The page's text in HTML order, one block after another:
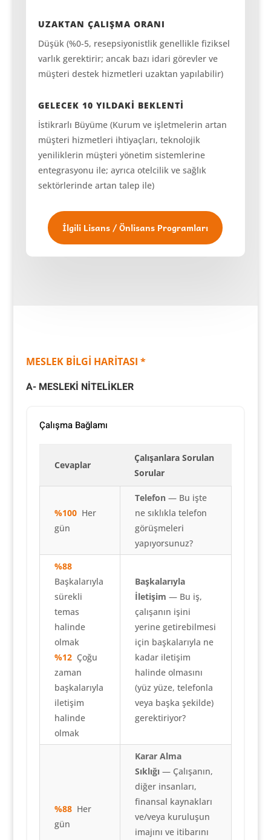
UZAKTAN ÇALIŞMA ORANI
Düşük (%0-5, resepsiyonistlik genellikle fiziksel
varlık gerektirir; ancak bazı idari görevler ve
müşteri destek hizmetleri uzaktan yapılabilir)
GELECEK 10 YILDAKİ BEKLENTİ
İstikrarlı Büyüme (Kurum ve işletmelerin artan
müşteri hizmetleri ihtiyaçları, teknolojik
yeniliklerin müşteri yönetim sistemlerine
entegrasyonu ile; ayrıca otelcilik ve sağlık
sektörlerinde artan talep ile)
İlgili Lisans / Önlisans Programları
MESLEK BİLGİ HARİTASI *
A- MESLEKİ NİTELİKLER
Çalışma Bağlamı
Cevaplar
Çalışanlara Sorulan
Sorular
%100Her
gün
Telefon — Bu işte
ne sıklıkla telefon
görüşmeleri
yapıyorsunuz?
%88
Başkalarıyla
sürekli
temas
halinde
olmak
%12Çoğu
zaman
başkalarıyla
iletişim
halinde
olmak
Başkalarıyla
İletişim — Bu iş,
çalışanın işini
yerine getirebilmesi
için başkalarıyla ne
kadar iletişim
halinde olmasını
(yüz yüze, telefonla
veya başka şekilde)
gerektiriyor?
%88Her
gün
Karar Alma
Sıklığı— Çalışanın,
diğer insanları,
finansal kaynakları
ve/veya kuruluşun
imajını ve itibarını